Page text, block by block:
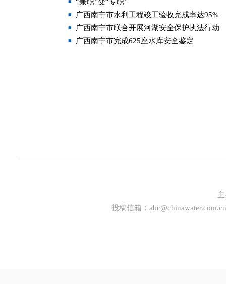
广西南宁市水利工程竣工验收完成率达95%
广西南宁市联合开展河湖安全保护执法行动
广西南宁市完成625座水库安全鉴定
投稿信箱： abc@chinawater.com.cn